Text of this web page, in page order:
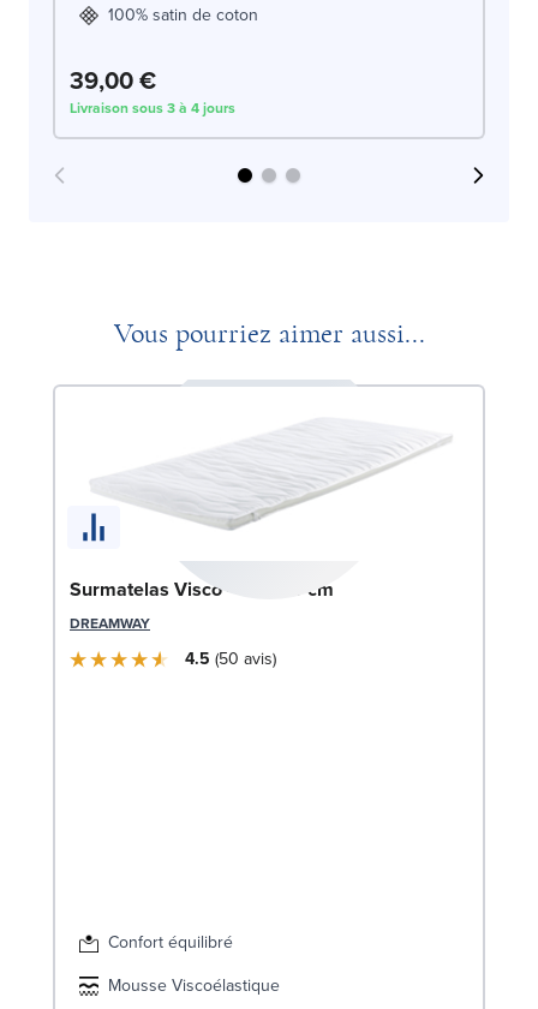
100% satin de coton
39,00 €
Livraison sous 3 à 4 jours
Vous pourriez aimer aussi...
Surmatelas Visco - 70x190 cm
DREAMWAY
4.5 50 avis
Confort équilibré
Mousse Viscoélastique